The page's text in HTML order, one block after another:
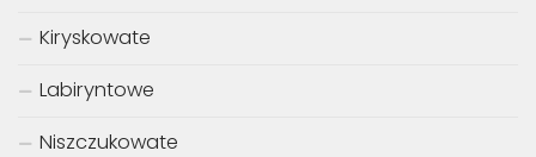
Kiryskowate
Labiryntowe
Niszczukowate